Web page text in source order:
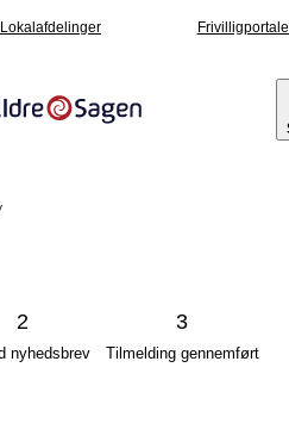
Lokalafdelinger
2
nyhedsbrev
3
Tilmelding gennemført